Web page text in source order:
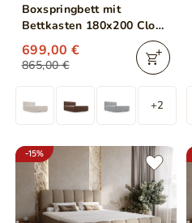
Boxspringbett mit
Bettkasten 180x200 Cloud
Grau
865,00 €
699,00 €
+2
-15%